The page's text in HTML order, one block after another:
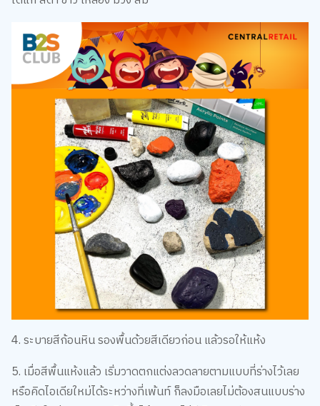
4. ระบายสีก้อนหิน รองพื้นด้วยสีเดียวก่อน แล้วรอให้แห้ง
หรือคิดไอเดียใหม่ได้ระหว่างที่เพ้นท์ ก็ลงมือเลยไม่ต้องสนแบบร่าง
(ไอเดียใหม่ๆ สามารถเกิดขึ้นได้ตลอด ไม่มีผิดถูกนะ)